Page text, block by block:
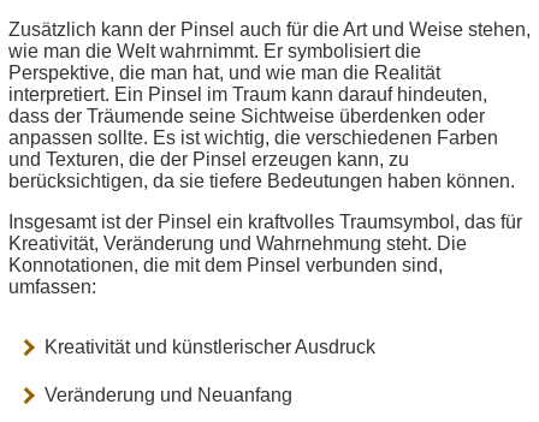
Zusätzlich kann der Pinsel auch für die Art und Weise stehen,
wie man die Welt wahrnimmt. Er symbolisiert die
Perspektive, die man hat, und wie man die Realität
interpretiert. Ein Pinsel im Traum kann darauf hindeuten,
dass der Träumende seine Sichtweise überdenken oder
anpassen sollte. Es ist wichtig, die verschiedenen Farben
und Texturen, die der Pinsel erzeugen kann, zu
berücksichtigen, da sie tiefere Bedeutungen haben können.
Insgesamt ist der Pinsel ein kraftvolles Traumsymbol, das für
Kreativität, Veränderung und Wahrnehmung steht. Die
Konnotationen, die mit dem Pinsel verbunden sind,
umfassen:
Kreativität und künstlerischer Ausdruck
Veränderung und Neuanfang